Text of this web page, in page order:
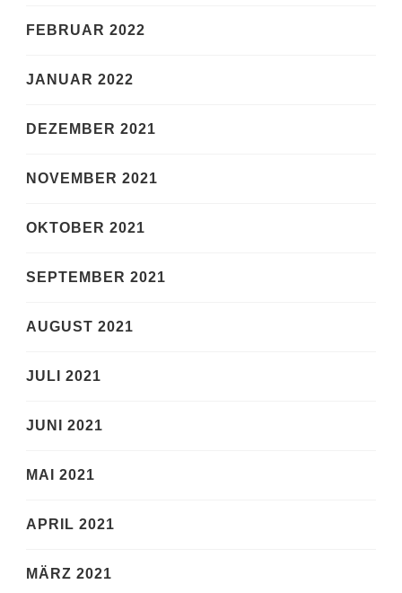
FEBRUAR 2022
JANUAR 2022
DEZEMBER 2021
NOVEMBER 2021
OKTOBER 2021
SEPTEMBER 2021
AUGUST 2021
JULI 2021
JUNI 2021
MAI 2021
APRIL 2021
MÄRZ 2021